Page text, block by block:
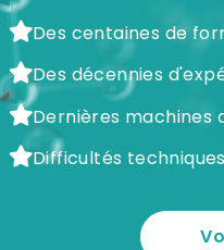
Des centaines de
Des décennies
Dernières machines
Difficultés